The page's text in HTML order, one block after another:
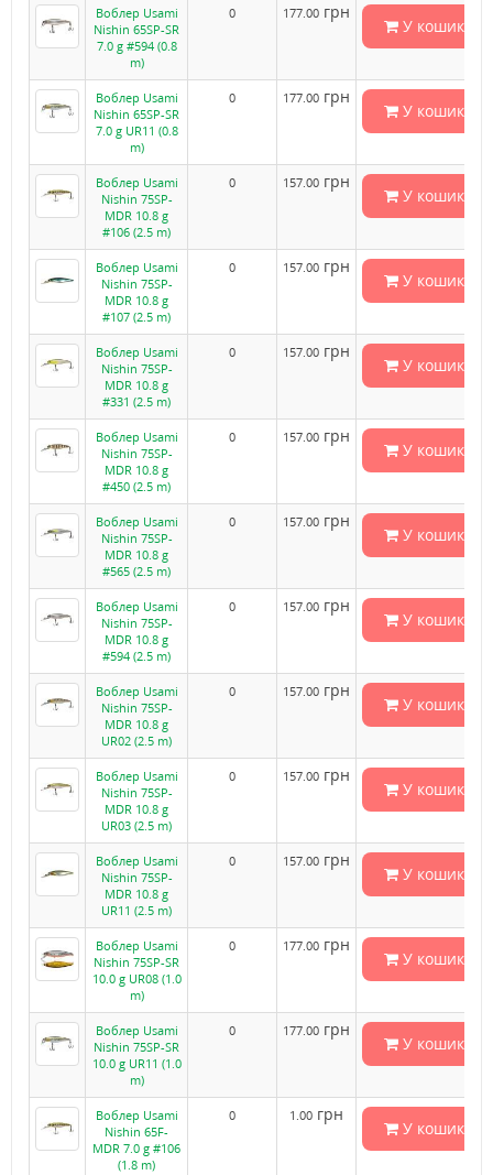
Воблер Usami
Nishin 65SP-SR
7.0 g #594 (0.8
m)
0 177.00 грн
У кошик
Воблер Usami
Nishin 65SP-SR
7.0 g UR11 (0.8
m)
0 177.00 грн
У кошик
Воблер Usami
Nishin 75SP-
MDR 10.8 g
#106 (2.5 m)
0 157.00 грн
У кошик
Воблер Usami
Nishin 75SP-
MDR 10.8 g
#107 (2.5 m)
0 157.00 грн
У кошик
Воблер Usami
Nishin 75SP-
MDR 10.8 g
#331 (2.5 m)
0 157.00 грн
У кошик
Воблер Usami
Nishin 75SP-
MDR 10.8 g
#450 (2.5 m)
0 157.00 грн
У кошик
Воблер Usami
Nishin 75SP-
MDR 10.8 g
#565 (2.5 m)
0 157.00 грн
У кошик
Воблер Usami
Nishin 75SP-
MDR 10.8 g
#594 (2.5 m)
0 157.00 грн
У кошик
Воблер Usami
Nishin 75SP-
MDR 10.8 g
UR02 (2.5 m)
0 157.00 грн
У кошик
Воблер Usami
Nishin 75SP-
MDR 10.8 g
UR03 (2.5 m)
0 157.00 грн
У кошик
Воблер Usami
Nishin 75SP-
MDR 10.8 g
UR11 (2.5 m)
0 157.00 грн
У кошик
Воблер Usami
Nishin 75SP-SR
10.0 g UR08 (1.0
m)
0 177.00 грн
У кошик
Воблер Usami
Nishin 75SP-SR
10.0 g UR11 (1.0
m)
0 177.00 грн
У кошик
Воблер Usami
Nishin 65F-
MDR 7.0 g #106
(1.8 m)
0 1.00 грн
У кошик